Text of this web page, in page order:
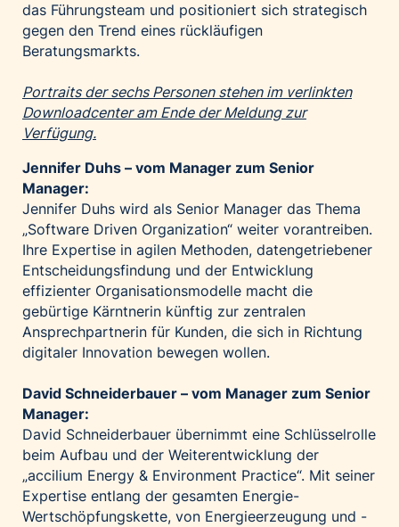
Kontakt
das Führungsteam und positioniert sich strategisch
gegen den Trend eines rückläufigen
Beratungsmarkts.
Portraits der sechs Personen stehen im verlinkten
Downloadcenter am Ende der Meldung zur
Verfügung.
Jennifer Duhs – vom Manager zum Senior
Manager:
Jennifer Duhs wird als Senior Manager das Thema
„Software Driven Organization“ weiter vorantreiben.
Ihre Expertise in agilen Methoden, datengetriebener
Entscheidungsfindung und der Entwicklung
effizienter Organisationsmodelle macht die
gebürtige Kärntnerin künftig zur zentralen
Ansprechpartnerin für Kunden, die sich in Richtung
digitaler Innovation bewegen wollen.
David Schneiderbauer – vom Manager zum Senior
Manager:
David Schneiderbauer übernimmt eine Schlüsselrolle
beim Aufbau und der Weiterentwicklung der
„accilium Energy & Environment Practice“. Mit seiner
Expertise entlang der gesamten Energie-
Wertschöpfungskette, von Energieerzeugung und -